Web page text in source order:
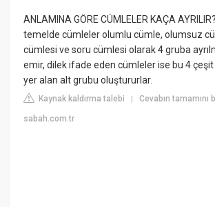
ANLAMINA GÖRE CÜMLELER KAÇA
temelde cümleler olumlu cümle, olumsuz
cümlesi ve soru cümlesi olarak 4 gruba
emir, dilek ifade eden cümleler ise bu 4
yer alan alt grubu oluştururlar.
Kaynak kaldırma talebi |Cevabın tamamını
sabah.com.tr